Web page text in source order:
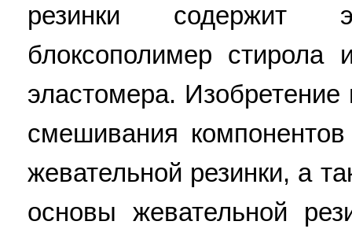
резинки содержит
блоксополимер стирола
эластомера. Изобретение
смешивания
жевательной резинки, а
основы жевательной